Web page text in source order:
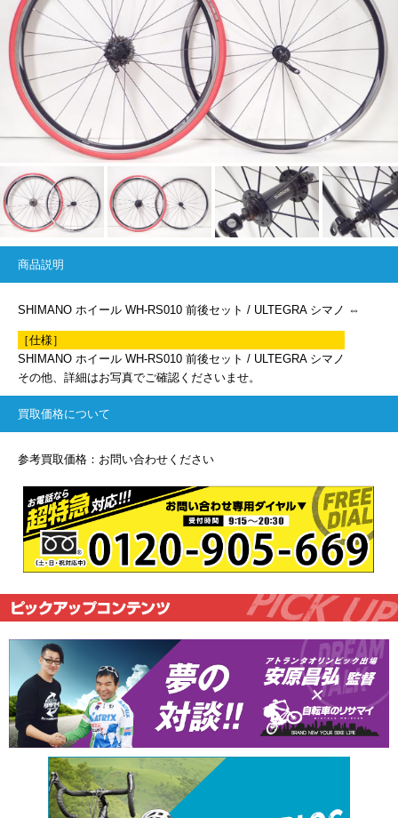
商品説明
SHIMANO ホイール WH-RS010 前後セット / ULTEGRA シマノ ⇔
［仕様］
SHIMANO ホイール WH-RS010 前後セット / ULTEGRA シマノ
その他、詳細はお写真でご確認くださいませ。
買取価格について
参考買取価格：お問い合わせください